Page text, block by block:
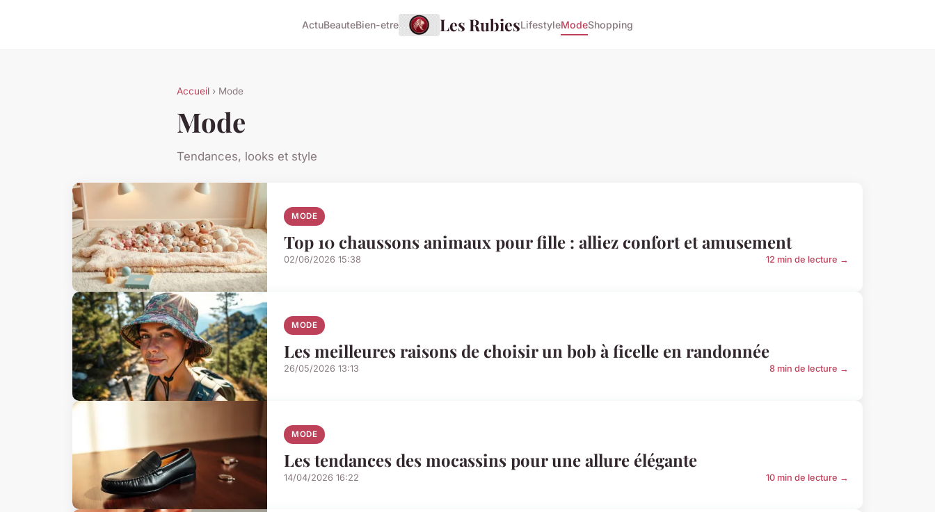
ActuBeauteBien-etre Les RubiesLifestyleModeShopping
Accueil › Mode
Mode
Tendances, looks et style
MODE
Top 10 chaussons animaux pour fille : alliez confort et amusement
02/06/2026 15:38 12 min de lecture →
MODE
Les meilleures raisons de choisir un bob à ficelle en randonnée
26/05/2026 13:13 8 min de lecture →
MODE
Les tendances des mocassins pour une allure élégante
14/04/2026 16:22 10 min de lecture →